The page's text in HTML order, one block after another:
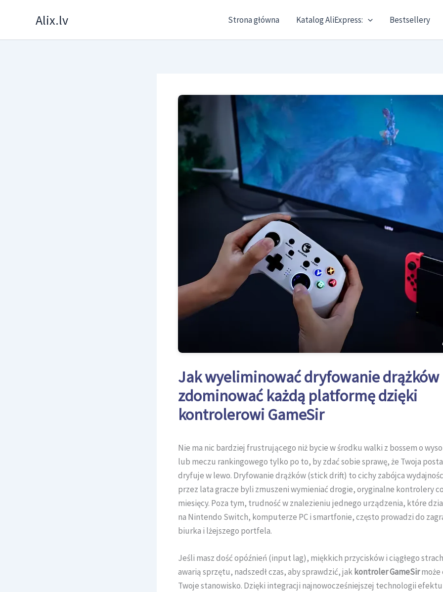
Alix.lv Strona główna Katalog AliExpress: Bestsellery
Jak wyeliminować dryfowanie drążków
zdominować każdą platformę dzięki
kontrolerowi GameSir
Nie ma nic bardziej frustrującego niż bycie w środku walki z bossem o
lub meczu rankingowego tylko po to, by zdać sobie sprawę, że Twoja
dryfuje w lewo. Dryfowanie drążków (stick drift) to cichy zabójca
przez lata gracze byli zmuszeni wymieniać drogie, oryginalne kontrolery
miesięcy. Poza tym, trudność w znalezieniu jednego urządzenia, które
na Nintendo Switch, komputerze PC i smartfonie, często prowadzi do
biurka i lżejszego portfela.
Jeśli masz dość opóźnień (input lag), miękkich przycisków i ciągłego
awarią sprzętu, nadszedł czas, aby sprawdzić, jakkontroler GameSirmoże
Twoje stanowisko. Dzięki integracji najnowocześniejszej technologii